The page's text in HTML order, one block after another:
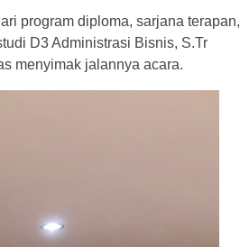
program diploma, sarjana terapan,
D3 Administrasi Bisnis, S.Tr
menyimak jalannya acara.